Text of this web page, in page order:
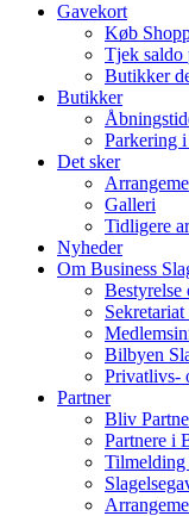
Gavekort
Køb
Tjek saldo
Butikker
Butikker
Parkering
Det sker
Galleri
Tidligere
Nyheder
Om Business
Bestyrelse
Bilbyen
Privatlivs-
Partner
Bliv
Partnere i